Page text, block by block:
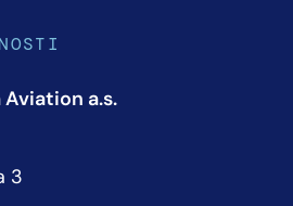
a.s.
3